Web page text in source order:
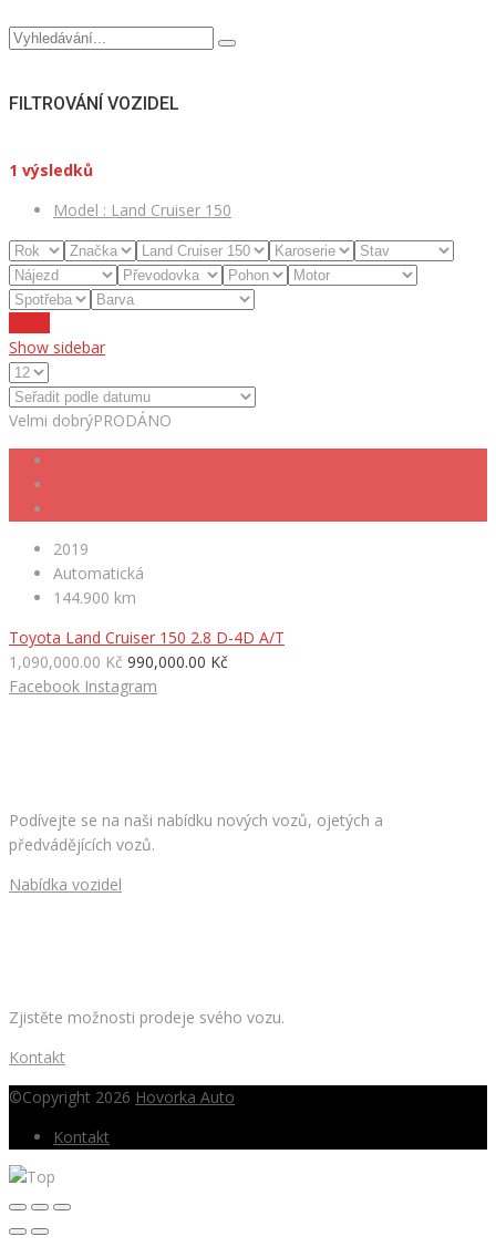
FILTROVÁNÍ VOZIDEL
1 výsledků
Model : Land Cruiser 150
Show sidebar
Velmi dobrýPRODÁNO
2019
Automatická
144.900 km
Toyota Land Cruiser 150 2.8 D-4D A/T
1,090,000.00 Kč 990,000.00 Kč
Facebook Instagram
Podívejte se na naši nabídku nových vozů, ojetých a
předvádějících vozů.
Nabídka vozidel
Zjistěte možnosti prodeje svého vozu.
Kontakt
©Copyright 2026 Hovorka Auto
Kontakt